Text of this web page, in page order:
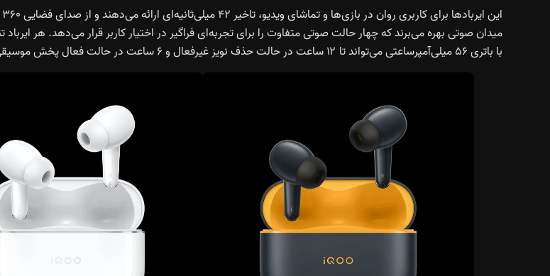
با باتری ۵۶ میلی‌آمپرساعتی می‌تواند تا ۱۲ ساعت در حالت حذف نویز غیرفعال و ۶ ساعت در حالت فعال پخش موسیقی ارائه دهد.